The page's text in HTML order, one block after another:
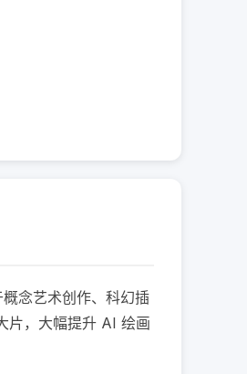
念艺术创作、科幻插
片，大幅提升 AI 绘画